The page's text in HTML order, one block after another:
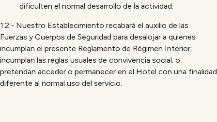
dificulten el normal desarrollo de la actividad.
1.2.- Nuestro Establecimiento recabará el auxilio de las
Fuerzas y Cuerpos de Seguridad para desalojar a quienes
incumplan el presente Reglamento de Régimen Interior;
incumplan las reglas usuales de convivencia social; o
pretendan acceder o permanecer en el Hotel con una finalidad
diferente al normal uso del servicio.